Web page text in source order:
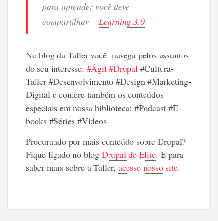
para aprender você deve
compartilhar–Learning 3.0
No blog da Taller você navega pelos assuntos
do seu interesse:#Ágil #Drupal #Cultura-
Taller #Desenvolvimento #Design #Marketing-
Digital e confere também os conteúdos
especiais em nossa biblioteca: #Podcast #E-
books #Séries #Videos
Procurando por mais conteúdo sobre Drupal?
Fique ligado no blogDrupal de Elite. E para
saber mais sobre a Taller,acesse nosso site.